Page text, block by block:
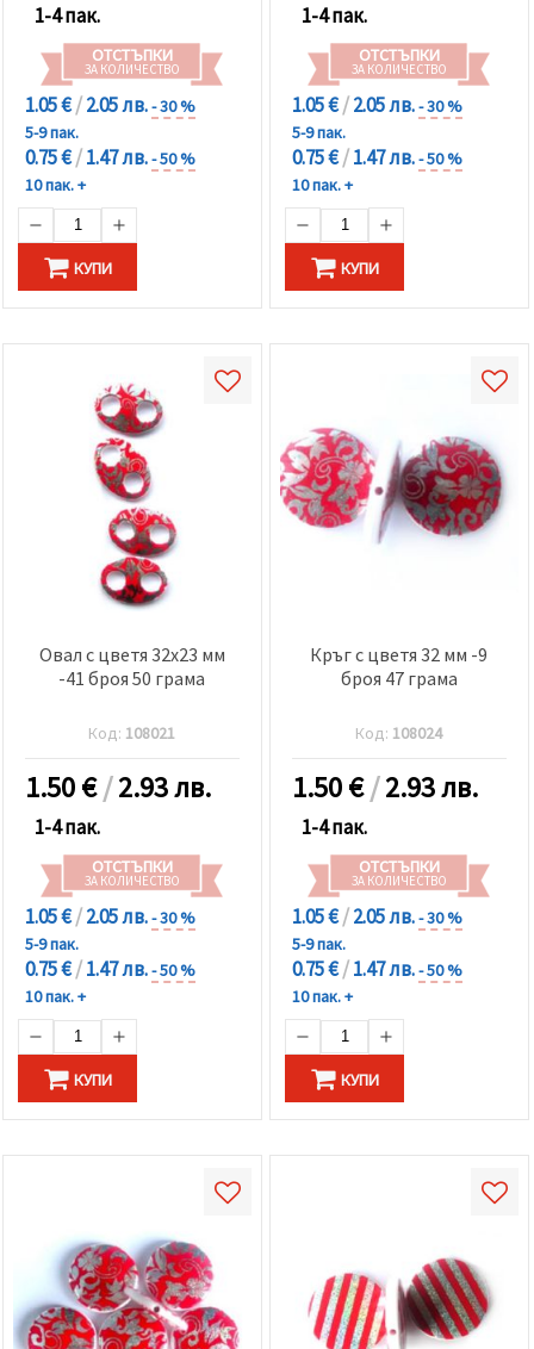
1-4 пак.
ОТСТЪПКИ
ЗА КОЛИЧЕСТВО
1.05 €/2.05 лв.- 30 %
5-9 пак.
0.75 €/1.47 лв.- 50 %
10 пак. +
КУПИ
1-4 пак.
ОТСТЪПКИ
ЗА КОЛИЧЕСТВО
1.05 €/2.05 лв.- 30 %
5-9 пак.
0.75 €/1.47 лв.- 50 %
10 пак. +
КУПИ
Овал с цветя 32x23 мм
-41 броя 50 грама
Код: 108021
1.50€/2.93 лв.
1-4 пак.
ОТСТЪПКИ
ЗА КОЛИЧЕСТВО
1.05 €/2.05 лв.- 30 %
5-9 пак.
0.75 €/1.47 лв.- 50 %
10 пак. +
КУПИ
Кръг с цветя 32 мм -9
броя 47 грама
Код: 108024
1.50€/2.93 лв.
1-4 пак.
ОТСТЪПКИ
ЗА КОЛИЧЕСТВО
1.05 €/2.05 лв.- 30 %
5-9 пак.
0.75 €/1.47 лв.- 50 %
10 пак. +
КУПИ